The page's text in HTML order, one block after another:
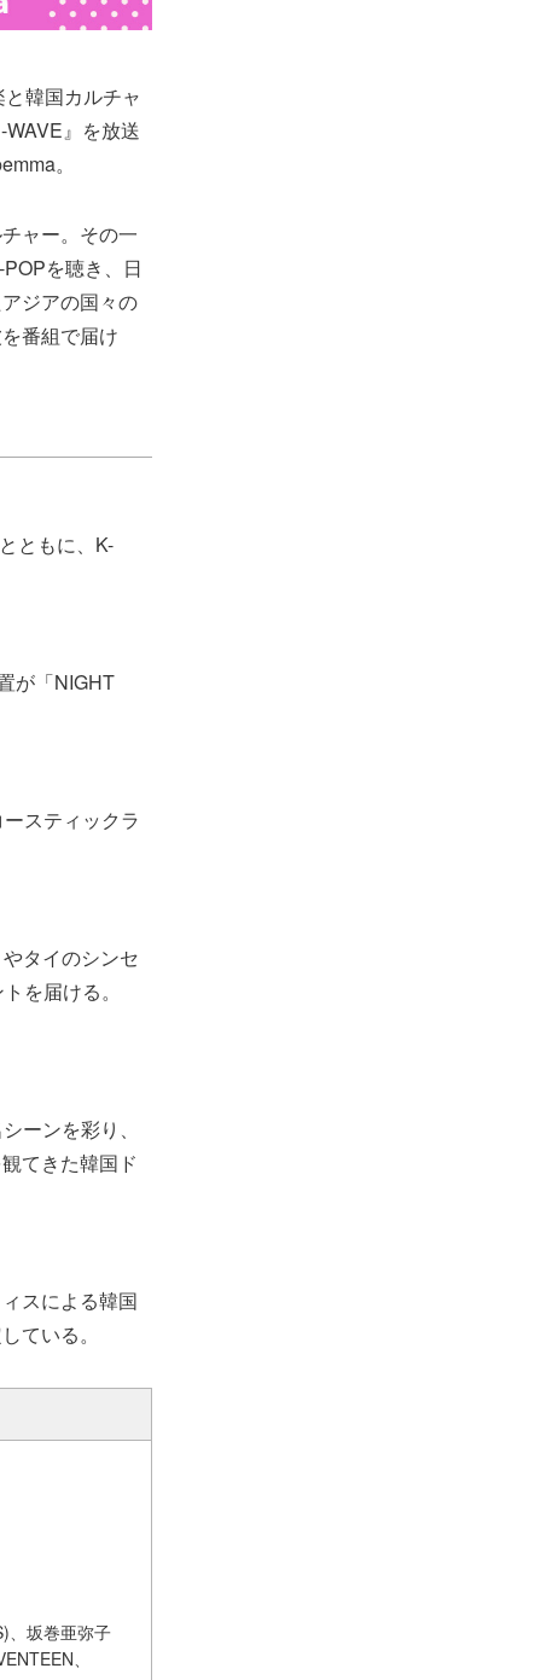
韓国カルチャ
』を放送
。
ャー。その一
を聴き、日
ジアの国々の
番組で届け
ともに、K-
が「NIGHT
スティックラ
タイのシンセ
を届ける。
ーンを彩り、
てきた韓国ド
スによる韓国
ている。
、坂巻亜弥子
、